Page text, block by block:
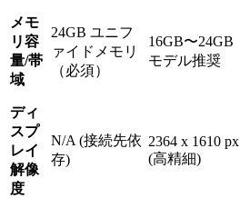
メモ
リ容
量/帯
域
24GB ユニフ
ァイドメモリ
（必須）
16GB〜24GB
モデル推奨
ディ
スプ
レイ
解像
度
N/A (接続先依
存)
2364 x 1610 px
(高精細)